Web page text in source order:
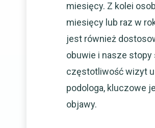
miesięcy. Z kolei
miesięcy lub raz w
jest również
obuwie i nasze
częstotliwość wizyt
podologa, kluczowe
objawy.